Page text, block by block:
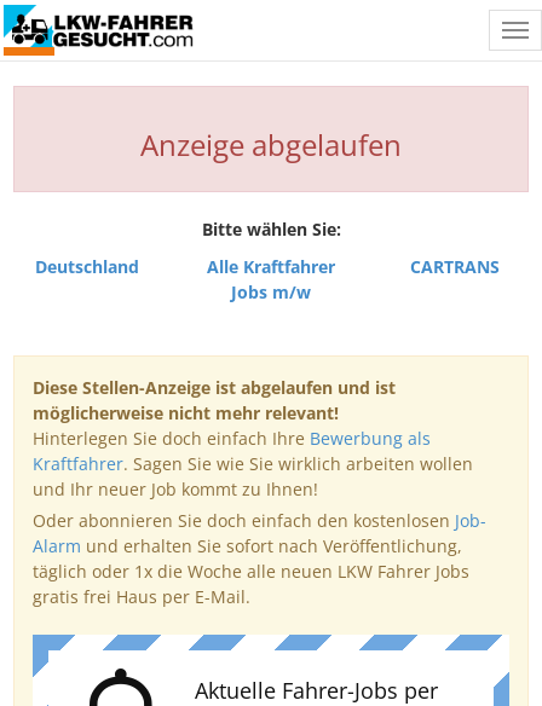
Anzeige abgelaufen
Bitte wählen Sie:
Deutschland
Alle Kraftfahrer
Jobs m/w
CARTRANS
Diese Stellen-Anzeige ist abgelaufen und ist
möglicherweise nicht mehr relevant!
Hinterlegen Sie doch einfach Ihre Bewerbung als
Kraftfahrer. Sagen Sie wie Sie wirklich arbeiten wollen
und Ihr neuer Job kommt zu Ihnen!
Oder abonnieren Sie doch einfach den kostenlosen Job-
Alarm und erhalten Sie sofort nach Veröffentlichung,
täglich oder 1x die Woche alle neuen LKW Fahrer Jobs
gratis frei Haus per E-Mail.
Aktuelle Fahrer-Jobs per